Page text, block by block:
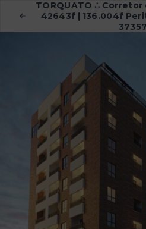
TORQUATO ∴ Corretor
42643f | 136.004f
37357